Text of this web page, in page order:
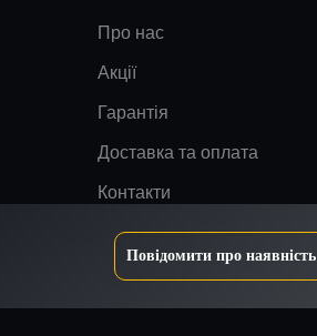
Повідомити про наявність
Про нас
Акції
Гарантія
Доставка та оплата
Контакти